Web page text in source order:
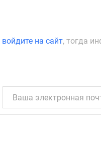
войдите на сайт, тогда